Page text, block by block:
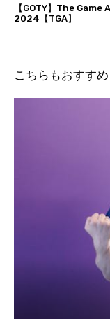
【GOTY】The Game
2024【TGA】
こちらもおすすめ